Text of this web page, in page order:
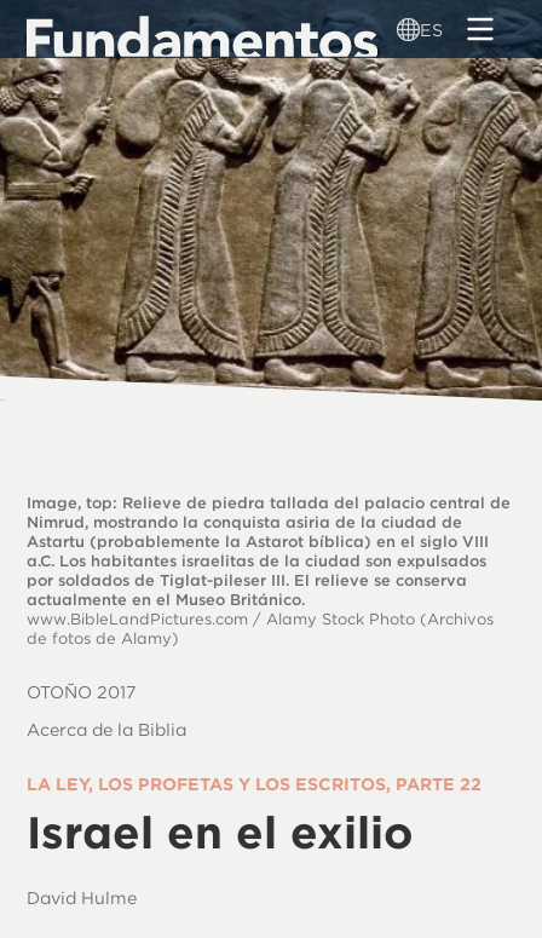
Pasar
contenido
principal
ES
Image, top: Relieve de piedra tallada del palacio central de
Nimrud, mostrando la conquista asiria de la ciudad de
Astartu (probablemente la Astarot bíblica) en el siglo VIII
a.C. Los habitantes israelitas de la ciudad son expulsados
por soldados de Tiglat-pileser III. El relieve se conserva
actualmente en el Museo Británico.
www.BibleLandPictures.com / Alamy Stock Photo (Archivos
de fotos de Alamy)
OTOÑO 2017
Acerca de la Biblia
LA LEY, LOS PROFETAS Y LOS ESCRITOS, PARTE 22
Israel en el exilio
David Hulme